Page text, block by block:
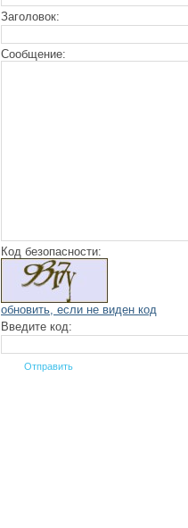
Заголовок:
Сообщение:
Код безопасности:
обновить, если не виден код
Введите код: